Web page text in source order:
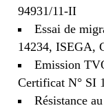
94931/11-II
Essai de
14234, ISEGA,
Emission
Certificat N° SI
Résistance